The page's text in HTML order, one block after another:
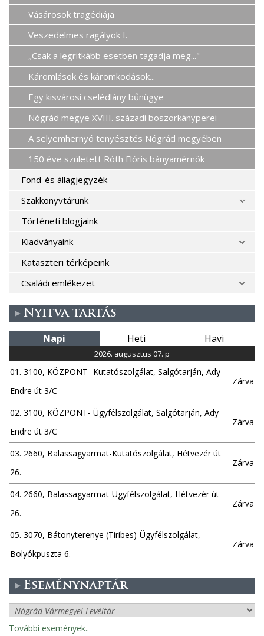
Vásárosok tragédiája
Veszedelmes ragályok I.
„Csak a legritkább esetben tagadja meg..."
Káromlások és káromkodások...
Egy kisvárosi cselédlány bűnügye
Nógrád megye XVIII. századi boszorkányperei
A selyemhernyó tenyésztés Nógrád megyében
150 éve született Róth Flóris bányamérnök
Fond-és állagjegyzék
Szakkönyvtárunk
Történeti blogjaink
Kiadványaink
Kataszteri térképeink
Családi emlékezet
Nyitva tartás
Napi Heti Havi
2026. augusztus 07. p
01. 3100, KÖZPONT- Kutatószolgálat, Salgótarján, Ady
Endre út 3/C
Zárva
02. 3100, KÖZPONT- Ügyfélszolgálat, Salgótarján, Ady
Endre út 3/C
Zárva
03. 2660, Balassagyarmat-Kutatószolgálat, Hétvezér út
26.
Zárva
04. 2660, Balassagyarmat-Ügyfélszolgálat, Hétvezér út
26.
Zárva
05. 3070, Bátonyterenye (Tiribes)-Ügyfélszolgálat,
Bolyókpuszta 6.
Zárva
Eseménynaptár
További események..